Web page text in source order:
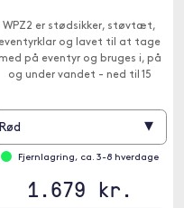
WPZ2 er stødsikker, støvtæt,
eventyrklar og lavet til at tage
på eventyr og bruges i, på
og under vandet - ned til 15
Rød ▾
Fjernlagring, ca. 3-8 hverdage
1.679 kr.